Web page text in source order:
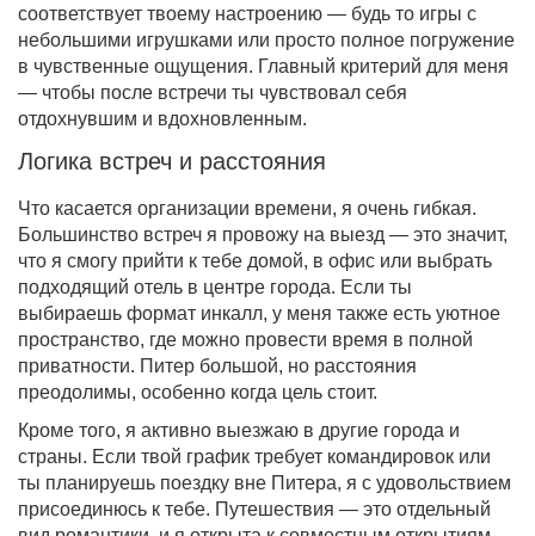
соответствует твоему настроению — будь то игры с
небольшими игрушками или просто полное погружение
в чувственные ощущения. Главный критерий для меня
— чтобы после встречи ты чувствовал себя
отдохнувшим и вдохновленным.
Логика встреч и расстояния
Что касается организации времени, я очень гибкая.
Большинство встреч я провожу на выезд — это значит,
что я смогу прийти к тебе домой, в офис или выбрать
подходящий отель в центре города. Если ты
выбираешь формат инкалл, у меня также есть уютное
пространство, где можно провести время в полной
приватности. Питер большой, но расстояния
преодолимы, особенно когда цель стоит.
Кроме того, я активно выезжаю в другие города и
страны. Если твой график требует командировок или
ты планируешь поездку вне Питера, я с удовольствием
присоединюсь к тебе. Путешествия — это отдельный